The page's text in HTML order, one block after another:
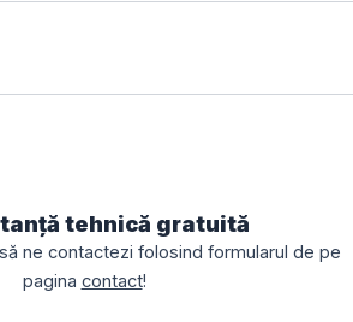
tehnică gratuită
ne contactezi folosind formularul de pe
pagina contact!